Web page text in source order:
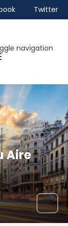
Twitter
navigation
Aire